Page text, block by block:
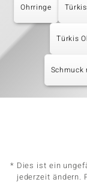
Ohrringe
Türkis
Schmuck
* Dies ist ein
jederzeit ändern.